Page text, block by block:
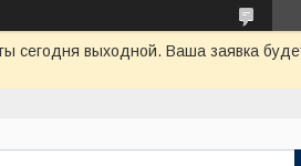
сегодня выходной. Ваша заявка